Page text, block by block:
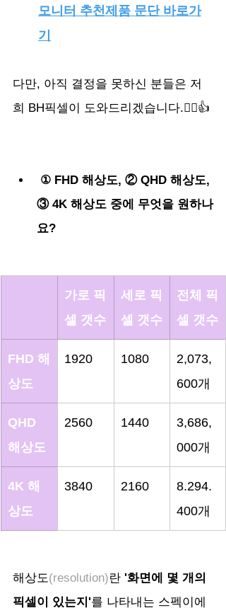
모니터 추천제품 문단 바로가
기
다만, 아직 결정을 못하신 분들은 저
희 BH픽셀이 도와드리겠습니다.🙂‍↕️👍
① FHD 해상도, ② QHD 해상도,
③ 4K 해상도 중에 무엇을 원하나
요?
가로 픽
셀 갯수
세로 픽
셀 갯수
전체 픽
셀 갯수
FHD 해
상도
1920 1080
2,073,
600개
QHD
해상도
2560 1440
3,686,
000개
4K 해
상도
3840 2160
8.294.
400개
해상도(resolution)란 '화면에 몇 개의
픽셀이 있는지'를 나타내는 스펙이에